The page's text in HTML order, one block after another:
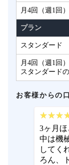
月4回（週1回
プラン
スタンダード
月4回（週1回
スタンダード
お客様からの
3ヶ月
中は機
してく
ろん、